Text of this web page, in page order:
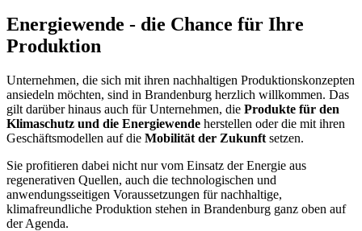
Energiewende - die Chance für Ihre
Produktion
Unternehmen, die sich mit ihren nachhaltigen Produktionskonzepten
ansiedeln möchten, sind in Brandenburg herzlich willkommen. Das
gilt darüber hinaus auch für Unternehmen, die Produkte für den
Klimaschutz und die Energiewende herstellen oder die mit ihren
Geschäftsmodellen auf die Mobilität der Zukunft setzen.
Sie profitieren dabei nicht nur vom Einsatz der Energie aus
regenerativen Quellen, auch die technologischen und
anwendungsseitigen Voraussetzungen für nachhaltige,
klimafreundliche Produktion stehen in Brandenburg ganz oben auf
der Agenda.